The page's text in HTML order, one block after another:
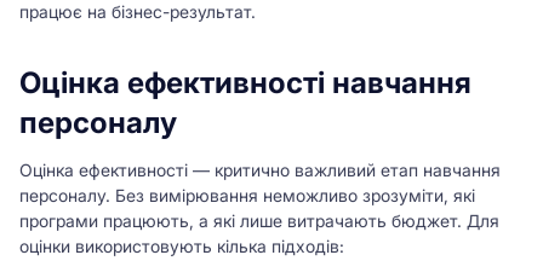
працює на бізнес-результат.
Оцінка ефективності навчання
персоналу
Оцінка ефективності — критично важливий етап навчання
персоналу. Без вимірювання неможливо зрозуміти, які
програми працюють, а які лише витрачають бюджет. Для
оцінки використовують кілька підходів: